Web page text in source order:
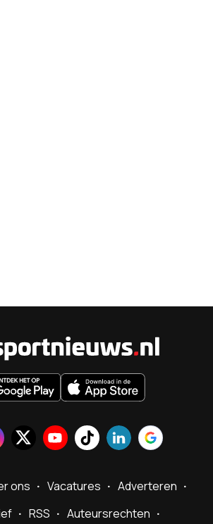
ons Vacatures
Adverteren
RSS Auteursrechten